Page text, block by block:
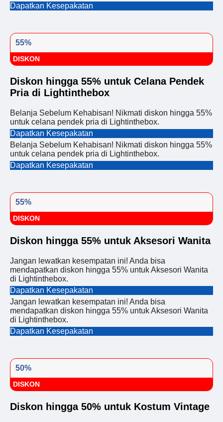
Dapatkan Kesepakatan
55%
DISKON
Diskon hingga 55% untuk Celana Pendek
Pria di Lightinthebox
Belanja Sebelum Kehabisan! Nikmati diskon hingga 55%
untuk celana pendek pria di Lightinthebox.
Dapatkan Kesepakatan
Belanja Sebelum Kehabisan! Nikmati diskon hingga 55%
untuk celana pendek pria di Lightinthebox.
Dapatkan Kesepakatan
55%
DISKON
Diskon hingga 55% untuk Aksesori Wanita
Jangan lewatkan kesempatan ini! Anda bisa
mendapatkan diskon hingga 55% untuk Aksesori Wanita
di Lightinthebox.
Dapatkan Kesepakatan
Jangan lewatkan kesempatan ini! Anda bisa
mendapatkan diskon hingga 55% untuk Aksesori Wanita
di Lightinthebox.
Dapatkan Kesepakatan
50%
DISKON
Diskon hingga 50% untuk Kostum Vintage